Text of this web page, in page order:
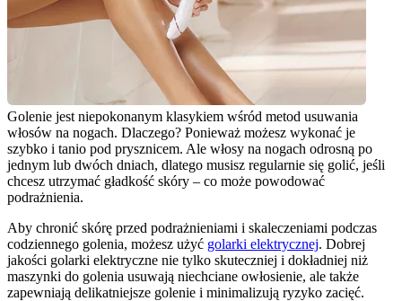
Golenie jest niepokonanym klasykiem wśród metod usuwania
włosów na nogach. Dlaczego? Ponieważ możesz wykonać je
szybko i tanio pod prysznicem. Ale włosy na nogach odrosną po
jednym lub dwóch dniach, dlatego musisz regularnie się golić, jeśli
chcesz utrzymać gładkość skóry – co może powodować
podrażnienia.
Aby chronić skórę przed podrażnieniami i skaleczeniami podczas
codziennego golenia, możesz użyć golarki elektrycznej. Dobrej
jakości golarki elektryczne nie tylko skuteczniej i dokładniej niż
maszynki do golenia usuwają niechciane owłosienie, ale także
zapewniają delikatniejsze golenie i minimalizują ryzyko zacięć.